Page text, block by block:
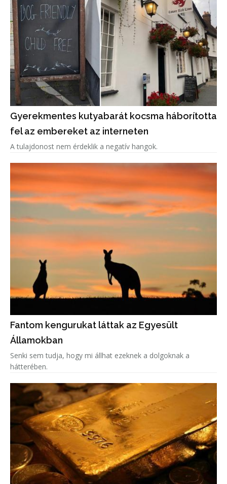
Gyerekmentes kutyabarát kocsma háborította
fel az embereket az interneten
A tulajdonost nem érdeklik a negatív hangok.
Fantom kengurukat láttak az Egyesült
Államokban
Senki sem tudja, hogy mi állhat ezeknek a dolgoknak a
hátterében.